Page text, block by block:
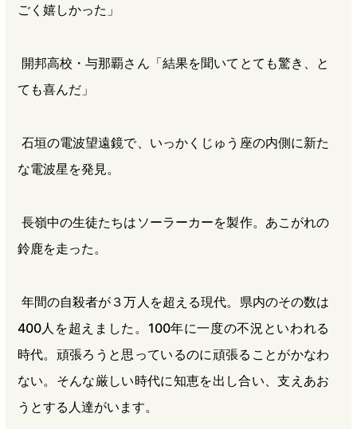
ごく嬉しかった」
開邦高校・与那覇さん「結果を聞いてとても驚き、と
ても喜んだ」
石垣の電波望遠鏡で、いっかくじゅう座の内側に新た
な電波星を発見。
長嶺中の生徒たちはソーラーカーを製作。あこがれの
鈴鹿を走った。
年間の自殺者が３万人を超える現代。県内のその数は
400人を超えました。100年に一度の不況といわれる
時代。頑張ろうと思っているのに頑張ることがかなわ
ない。そんな厳しい時代に知恵を出し合い、支えあお
うとする人達がいます。